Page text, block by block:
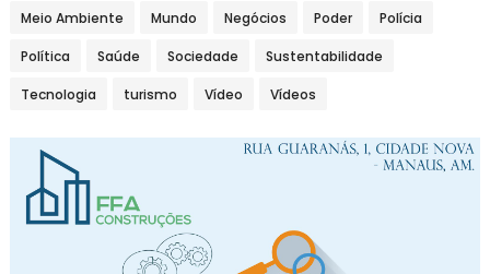
Meio Ambiente Mundo Negócios Poder Polícia
Política Saúde Sociedade Sustentabilidade
Tecnologia turismo Vídeo Vídeos